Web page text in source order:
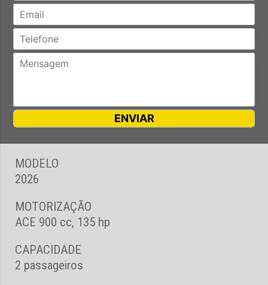
MODELO
2026
MOTORIZAÇÃO
ACE 900 cc, 135 hp
CAPACIDADE
2 passageiros